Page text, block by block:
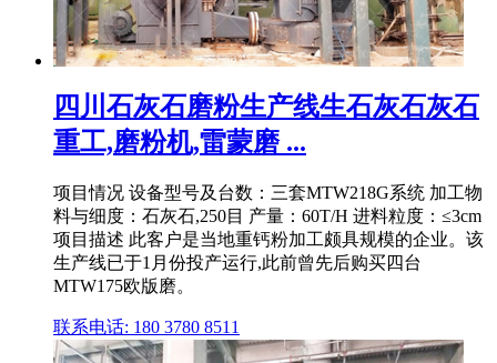
四川石灰石磨粉生产线生石灰石灰石
重工,磨粉机,雷蒙磨 ...
项目情况 设备型号及台数：三套MTW218G系统 加工物
料与细度：石灰石,250目 产量：60T/H 进料粒度：≤3cm
项目描述 此客户是当地重钙粉加工颇具规模的企业。该
生产线已于1月份投产运行,此前曾先后购买四台
MTW175欧版磨。
联系电话: 180 3780 8511